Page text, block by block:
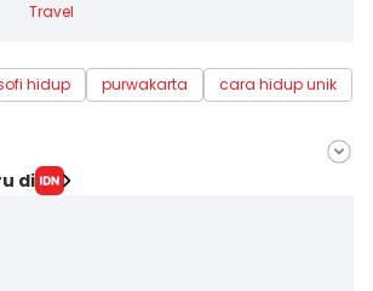
Travel
hidup purwakarta cara hidup unik
di